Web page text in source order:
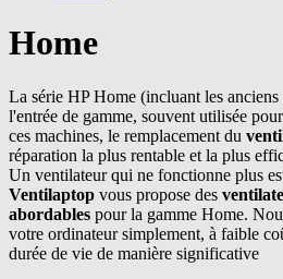
Home
La série HP Home (incluant les anciens
l'entrée de gamme, souvent utilisée
ces machines, le remplacement du
réparation la plus rentable et la plus
Un ventilateur qui ne fonctionne plus
Ventilaptop vous propose des
abordables pour la gamme Home.
votre ordinateur simplement, à faible
durée de vie de manière significative